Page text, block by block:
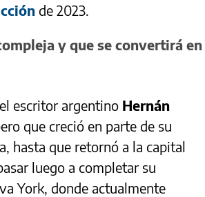
de 2023.
y que se convertirá en
escritor argentino Hernán
que creció en parte de su
hasta que retornó a la capital
luego a completar su
York, donde actualmente